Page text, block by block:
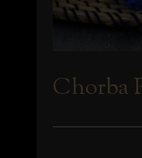
Chorba